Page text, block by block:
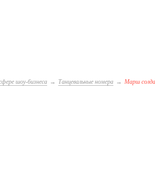
шоу-бизнеса Танцевальные номера Марш